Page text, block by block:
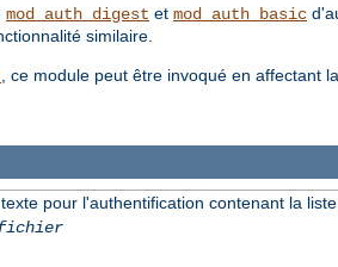
mod_auth_digest et mod_auth_basic
similaire.
, ce module peut être invoqué en affectant
pour l'authentification contenant la
fichier